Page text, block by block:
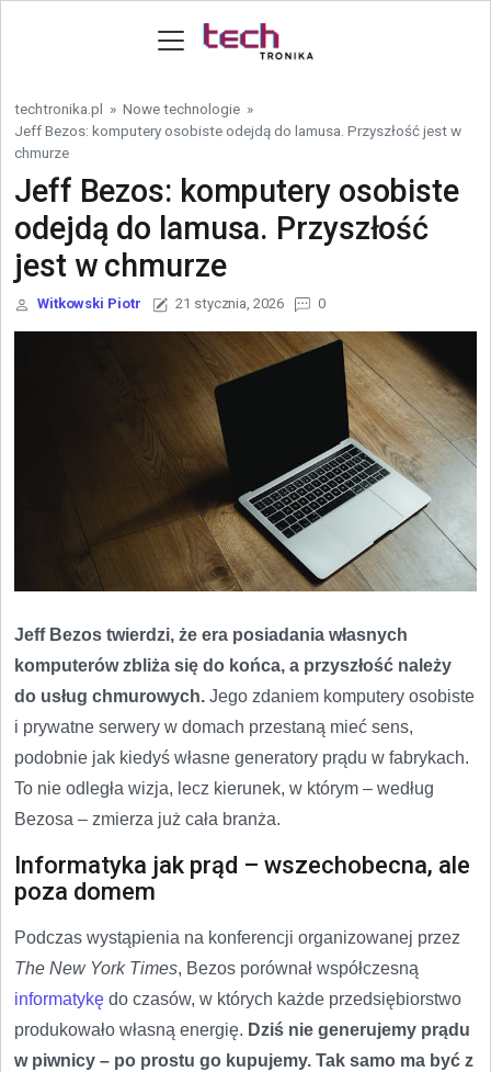
techtronika.pl » Nowe technologie »
Jeff Bezos: komputery osobiste odejdą do lamusa. Przyszłość jest w
chmurze
Jeff Bezos: komputery osobiste
odejdą do lamusa. Przyszłość
jest w chmurze
Witkowski Piotr 21 stycznia, 2026 0
Jeff Bezos twierdzi, że era posiadania własnych
komputerów zbliża się do końca, a przyszłość należy
do usług chmurowych. Jego zdaniem komputery osobiste
i prywatne serwery w domach przestaną mieć sens,
podobnie jak kiedyś własne generatory prądu w fabrykach.
To nie odległa wizja, lecz kierunek, w którym – według
Bezosa – zmierza już cała branża.
Informatyka jak prąd – wszechobecna, ale
poza domem
Podczas wystąpienia na konferencji organizowanej przez
The New York Times, Bezos porównał współczesną
informatykę do czasów, w których każde przedsiębiorstwo
produkowało własną energię. Dziś nie generujemy prądu
w piwnicy – po prostu go kupujemy. Tak samo ma być z